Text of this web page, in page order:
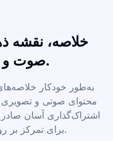
خلاصه، نقشه
صوت و ویدئو تولید کنید.
به‌طور خودکار
محتوای صوتی و تصویری
اشتراک‌گذاری آسان
برای تمرکز بر روی موارد مهم برجسته کنید.